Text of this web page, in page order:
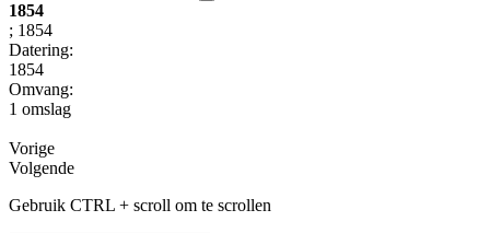
1854
; 1854
Datering:
1854
Omvang:
1 omslag
Vorige
Volgende
Gebruik CTRL + scroll om te scrollen